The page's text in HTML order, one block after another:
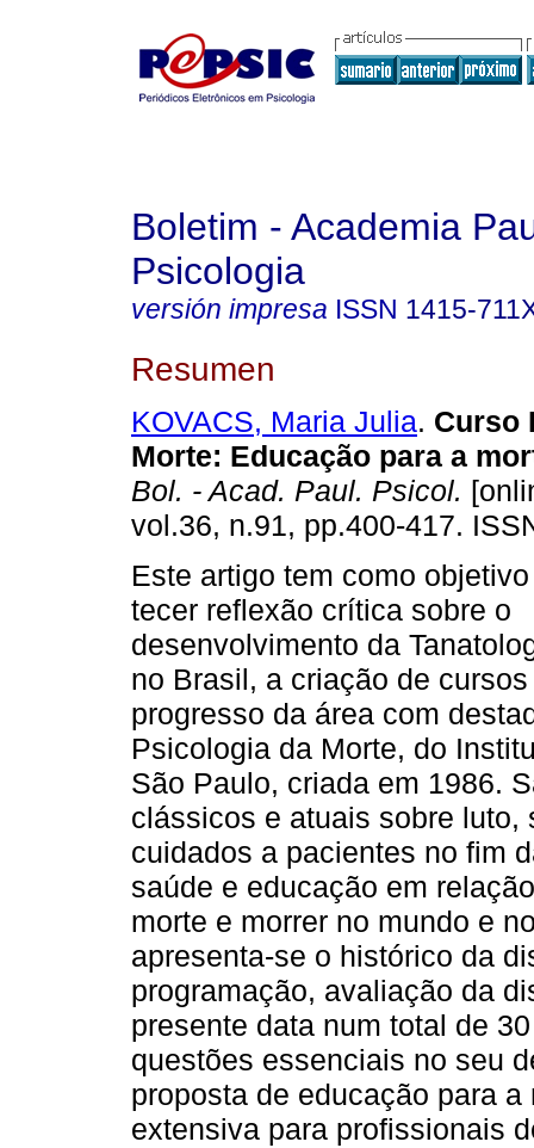
Boletim - Academia
Psicologia
versión impresa ISSN 1415-
Resumen
KOVACS, Maria Julia. Curso
Morte: Educação para a
Bol. - Acad. Paul. Psicol.
vol.36, n.91, pp.400-417.
Este artigo tem como
tecer reflexão crítica sobre o
desenvolvimento da
no Brasil, a criação de
progresso da área com
Psicologia da Morte, do
São Paulo, criada em 1986.
clássicos e atuais sobre
cuidados a pacientes no fim
saúde e educação em
morte e morrer no mundo e
apresenta-se o histórico da
programação, avaliação da
presente data num total de
questões essenciais no seu
proposta de educação para
extensiva para profissionais